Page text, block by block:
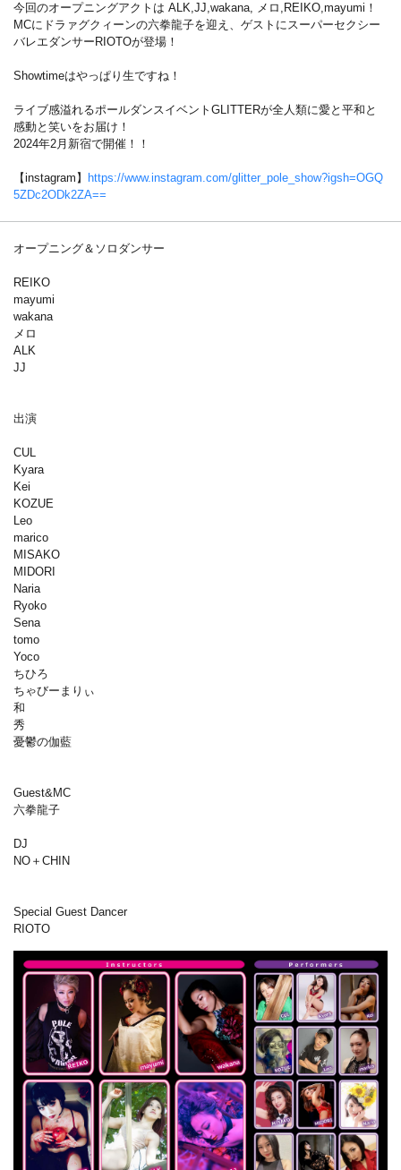
今回のオープニングアクトは ALK,JJ,wakana, メロ,REIKO,mayumi！
MCにドラァグクィーンの六拳龍子を迎え、ゲストにスーパーセクシー
バレエダンサーRIOTOが登場！
Showtimeはやっぱり生ですね！
ライブ感溢れるポールダンスイベントGLITTERが全人類に愛と平和と
感動と笑いをお届け！
2024年2月新宿で開催！！
【instagram】
https://www.instagram.com/glitter_pole_show?igsh=OGQ
5ZDc2ODk2ZA==
オープニング＆ソロダンサー
REIKO
mayumi
wakana
メロ
ALK
JJ
出演
CUL
Kyara
Kei
KOZUE
Leo
marico
MISAKO
MIDORI
Naria
Ryoko
Sena
tomo
Yoco
ちひろ
ちゃびーまりぃ
和
秀
憂鬱の伽藍
Guest&MC
六拳龍子
DJ
NO＋CHIN
Special Guest Dancer
RIOTO